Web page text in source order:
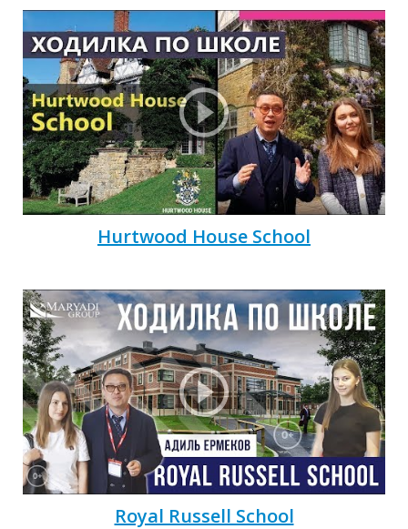
П
Hurtwood House School
Royal Russell School